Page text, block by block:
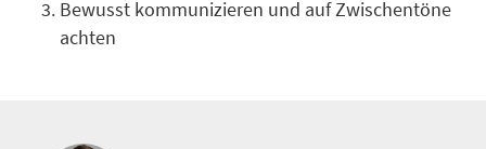
Bewusst kommunizieren und auf Zwischentöne
achten